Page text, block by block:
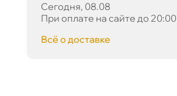
Сегодня, 08.08
При оплате на сайте до 20:00
сё о доставке